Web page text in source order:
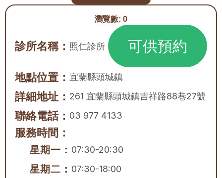
瀏覽數: 0
診所名稱： 照仁診所 可供預約
地點位置： 宜蘭縣頭城鎮
詳細地址： 261 宜蘭縣頭城鎮吉祥路88巷27號
聯絡電話： 03 977 4133
服務時間：
星期一： 07:30-20:30
星期二： 07:30-18:00